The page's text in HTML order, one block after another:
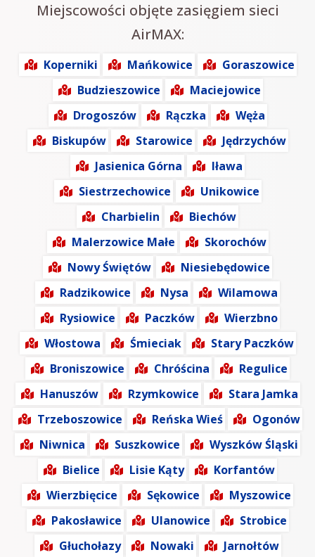
Miejscowości objęte zasięgiem sieci
AirMAX:
Koperniki Mańkowice
Goraszowice
Budzieszowice
Maciejowice
Drogoszów
Rączka
Węża
Biskupów
Starowice
Jędrzychów
Jasienica Górna
Iława
Siestrzechowice
Unikowice
Charbielin
Biechów
Malerzowice Małe
Skorochów
Nowy Świętów
Niesiebędowice
Radzikowice
Nysa
Wilamowa
Rysiowice
Paczków
Wierzbno
Włostowa
Śmieciak
Stary Paczków
Broniszowice
Chróścina
Regulice
Hanuszów
Rzymkowice
Stara Jamka
Trzeboszowice
Reńska Wieś
Ogonów
Niwnica
Suszkowice
Wyszków Śląski
Bielice
Lisie Kąty
Korfantów
Wierzbięcice
Sękowice
Myszowice
Pakosławice
Ulanowice
Strobice
Głuchołazy
Nowaki Jarnołtów